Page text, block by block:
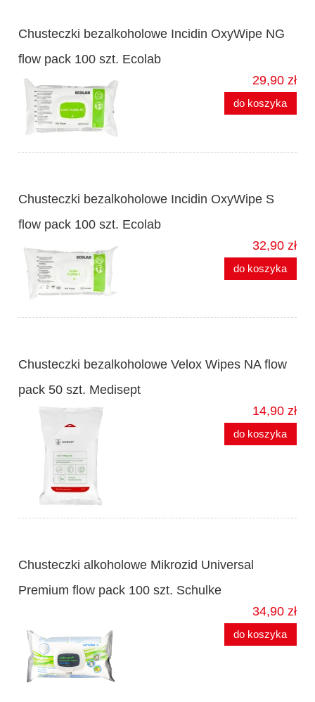
Chusteczki bezalkoholowe Incidin OxyWipe NG
flow pack 100 szt. Ecolab
29,90 zł
do koszyka
Chusteczki bezalkoholowe Incidin OxyWipe S
flow pack 100 szt. Ecolab
32,90 zł
do koszyka
Chusteczki bezalkoholowe Velox Wipes NA flow
pack 50 szt. Medisept
14,90 zł
do koszyka
Chusteczki alkoholowe Mikrozid Universal
Premium flow pack 100 szt. Schulke
34,90 zł
do koszyka